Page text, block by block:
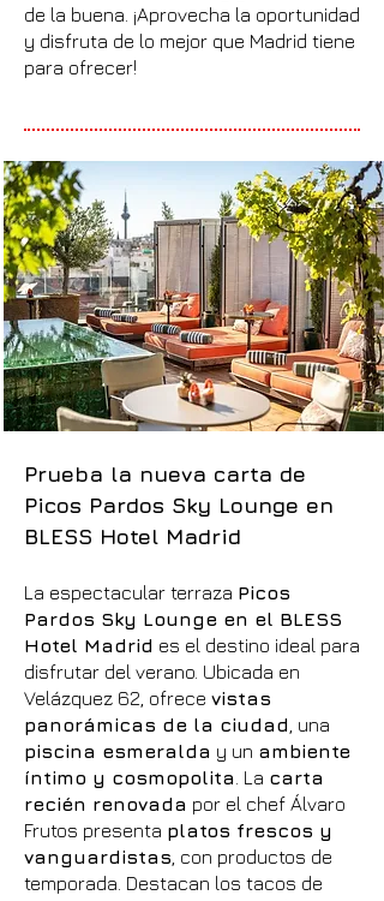
de la buena. ¡Aprovecha la oportunidad
y disfruta de lo mejor que Madrid tiene
para ofrecer!
Prueba la nueva carta de
Picos Pardos Sky Lounge en
BLESS Hotel Madrid
La espectacular terraza Picos
Pardos Sky Lounge en el BLESS
Hotel Madrid es el destino ideal para
disfrutar del verano. Ubicada en
Velázquez 62, ofrece vistas
panorámicas de la ciudad , una
piscina esmeralda y un ambiente
íntimo y cosmopolita . La carta
recién renovada por el chef Álvaro
Frutos presenta platos frescos y
vanguardistas , con productos de
temporada. Destacan los tacos de